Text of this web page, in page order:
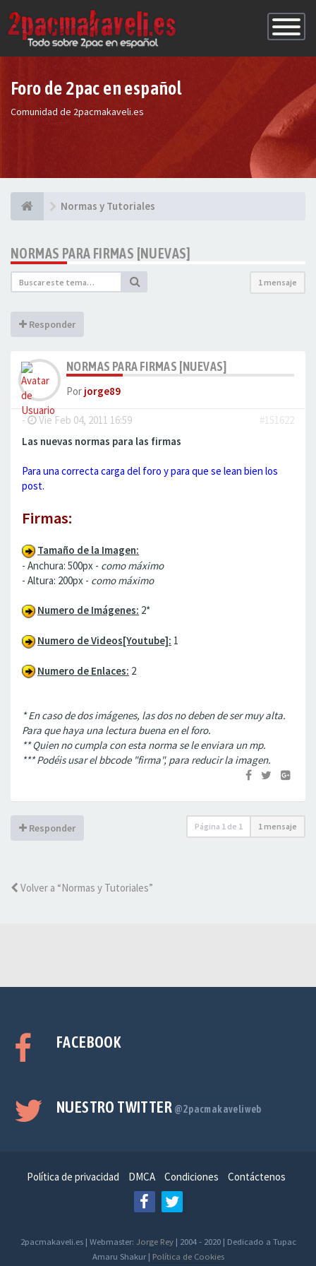
de
Foro de 2pac en español
Comunidad de 2pacmakaveli.es
Normas y Tutoriales
NORMAS PARA FIRMAS [NUEVAS]
1 mensaje
Responder
NORMAS PARA FIRMAS [NUEVAS]
Por jorge89
- Vie Feb 04, 2011 16:59
#151622
Las nuevas normas para las firmas
Para una correcta carga del foro y para que se lean bien los
post.
Firmas:
Tamaño de la Imagen:
- Anchura: 500px - como máximo
- Altura: 200px - como máximo
Numero de Imágenes: 2*
Numero de Videos[Youtube]: 1
Numero de Enlaces: 2
* En caso de dos imágenes, las dos no deben de ser muy alta.
Para que haya una lectura buena en el foro.
** Quien no cumpla con esta norma se le enviara un mp.
*** Podéis usar el bbcode "firma", para reducir la imagen.
Responder Página 1 de 1 1 mensaje
Volver a “Normas y Tutoriales”
FACEBOOK
NUESTRO TWITTER @2pacmakaveliweb
Política de privacidad DMCA Condiciones Contáctenos
2pacmakaveli.es | Webmaster: Jorge Rey| 2004 - 2020 | Dedicado a Tupac
Amaru Shakur | Política de Cookies